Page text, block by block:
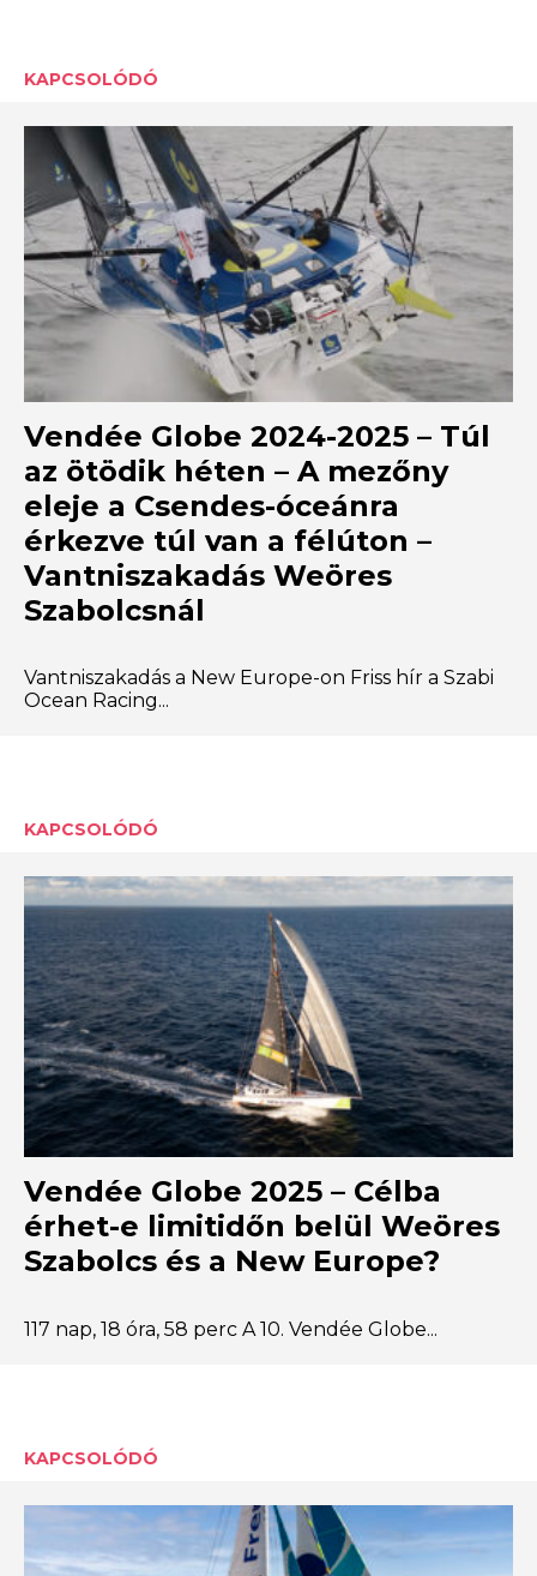
KAPCSOLÓDÓ
Vendée Globe 2024-2025 – Túl
az ötödik héten – A mezőny
eleje a Csendes-óceánra
érkezve túl van a félúton –
Vantniszakadás Weöres
Szabolcsnál
Vantniszakadás a New Europe-on Friss hír a Szabi
Ocean Racing...
KAPCSOLÓDÓ
Vendée Globe 2025 – Célba
érhet-e limitidőn belül Weöres
Szabolcs és a New Europe?
117 nap, 18 óra, 58 perc A 10. Vendée Globe...
KAPCSOLÓDÓ